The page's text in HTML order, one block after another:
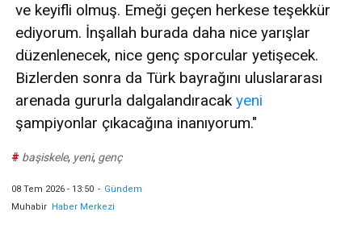
ve keyifli olmuş. Emeği geçen herkese teşekkür
ediyorum. İnşallah burada daha nice yarışlar
düzenlenecek, nice genç sporcular yetişecek.
Bizlerden sonra da Türk bayrağını uluslararası
arenada gururla dalgalandıracak yeni
şampiyonlar çıkacağına inanıyorum."
# başiskele, yeni, genç
08 Tem 2026 - 13:50 - Gündem
Muhabir
Haber Merkezi